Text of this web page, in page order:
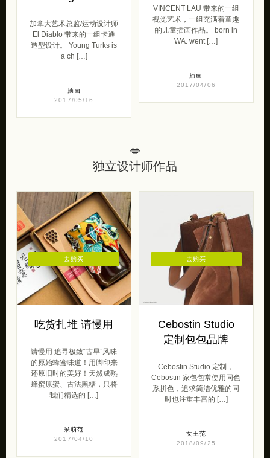
加拿大艺术总监/运动设计师
El Diablo 带来的一组卡通
造型设计。 Young Turks is
a ch […]
插画
2017/05/16
VINCENT LAU 带来的一组
视觉艺术，一组充满着童趣
的儿童插画作品。 born in
WA. went […]
插画
2017/04/06
💋
独立设计师作品
吃货扎堆 请慢用
请慢用 追寻极致“古早”风味
的原始蜂蜜味道！用脚印来
还原旧时的美好！天然成熟
蜂蜜原蜜、古法黑糖，只将
我们精选的 […]
呆萌范
2017/04/10
去购买
Cebostin Studio
定制包包品牌
Cebostin Studio 定制，
Cebostin 家包包常使用同色
系拼色，追求简洁优雅的同
时也注重丰富的 […]
女王范
2018/09/25
去购买